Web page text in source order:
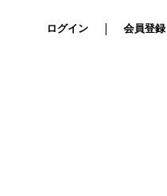
ログイン | 会員登録